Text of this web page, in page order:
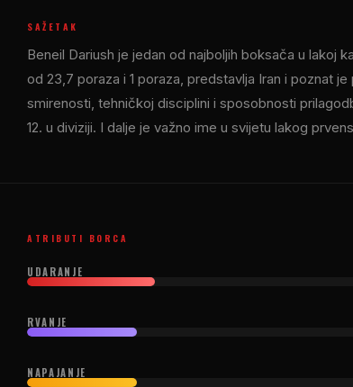
SAŽETAK
Beneil Dariush je jedan od najboljih boksača u lakoj
od 23,7 poraza i 1 poraza, predstavlja Iran i poznat
smirenosti, tehničkoj disciplini i sposobnosti
12. u diviziji. I dalje je važno ime u svijetu lakog
ATRIBUTI BORCA
UDARANJE
RVANJE
NAPAJANJE